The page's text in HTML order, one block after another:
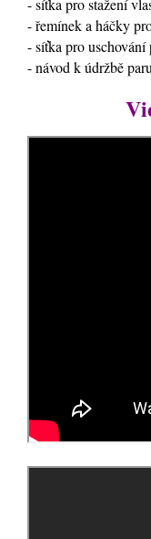
- síťka pro stažení
- řemínek a háčky
- síťka pro uschování
- návod k údržbě